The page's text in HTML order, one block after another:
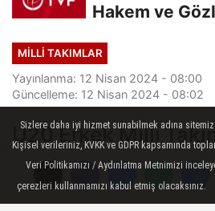
Hakem ve
MILLI TAKIMLAR
Yayınlanma: 12 Nisan 2024 - 08:00
Güncelleme: 12 Nisan 2024 - 08:02
U20 Erkek Milli
Avrupa
Rakipleri Belli Oldu
Sizlere daha iyi hizmet sunabilmek adına
Kişisel verileriniz, KVKK ve GDPR kapsamında
Veri Politikamızı / Aydınlatma Metnimizi
çerezleri kullanmamızı kabul etmiş olacaksınız.